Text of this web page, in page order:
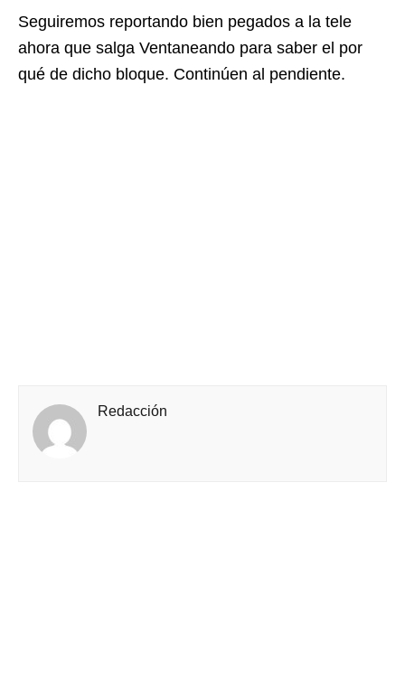
Seguiremos reportando bien pegados a la tele
ahora que salga Ventaneando para saber el por
qué de dicho bloque. Continúen al pendiente.
Redacción